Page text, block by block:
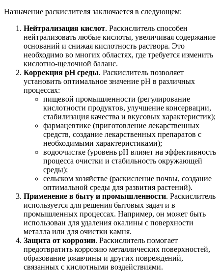
Назначение раскислителя заключается в следующем:
Нейтрализация кислот. Раскислитель способен
нейтрализовать любые кислоты, увеличивая содержание
оснований и снижая кислотность раствора. Это
необходимо во многих областях, где требуется изменить
кислотно-щелочной баланс.
Коррекция pH среды. Раскислитель позволяет
установить оптимальное значение рН в различных
процессах:
пищевой промышленности (регулирование
кислотности продуктов, улучшение консервации,
стабилизация качества и вкусовых характеристик);
фармацевтике (приготовление лекарственных
средств, создание лекарственных препаратов с
необходимыми характеристиками);
водоочистке (уровень рН влияет на эффективность
процесса очистки и стабильность окружающей
среды);
сельском хозяйстве (раскисление почвы, создание
оптимальной среды для развития растений).
Применение в быту и промышленности. Раскислитель
используется для решения бытовых задач и в
промышленных процессах. Например, он может быть
использован для удаления окалины с поверхности
металла или для очистки камня.
Защита от коррозии. Раскислитель помогает
предотвратить коррозию металлических поверхностей,
образование ржавчины и других повреждений,
связанных с кислотными воздействиями.